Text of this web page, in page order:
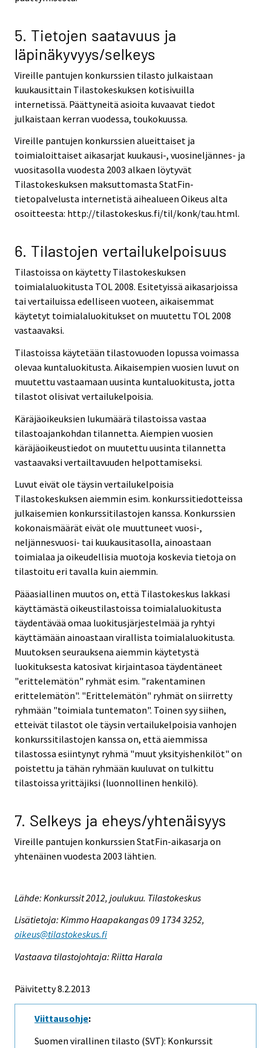
5. Tietojen saatavuus ja
läpinäkyvyys/selkeys
Vireille pantujen konkurssien tilasto julkaistaan
kuukausittain Tilastokeskuksen kotisivuilla
internetissä. Päättyneitä asioita kuvaavat tiedot
julkaistaan kerran vuodessa, toukokuussa.
Vireille pantujen konkurssien alueittaiset ja
toimialoittaiset aikasarjat kuukausi-, vuosineljännes- ja
vuositasolla vuodesta 2003 alkaen löytyvät
Tilastokeskuksen maksuttomasta StatFin-
tietopalvelusta internetistä aihealueen Oikeus alta
osoitteesta: http://tilastokeskus.fi/til/konk/tau.html.
6. Tilastojen vertailukelpoisuus
Tilastoissa on käytetty Tilastokeskuksen
toimialaluokitusta TOL 2008. Esitetyissä aikasarjoissa
tai vertailuissa edelliseen vuoteen, aikaisemmat
käytetyt toimialaluokitukset on muutettu TOL 2008
vastaavaksi.
Tilastoissa käytetään tilastovuoden lopussa voimassa
olevaa kuntaluokitusta. Aikaisempien vuosien luvut on
muutettu vastaamaan uusinta kuntaluokitusta, jotta
tilastot olisivat vertailukelpoisia.
Käräjäoikeuksien lukumäärä tilastoissa vastaa
tilastoajankohdan tilannetta. Aiempien vuosien
käräjäoikeustiedot on muutettu uusinta tilannetta
vastaavaksi vertailtavuuden helpottamiseksi.
Luvut eivät ole täysin vertailukelpoisia
Tilastokeskuksen aiemmin esim. konkurssitiedotteissa
julkaisemien konkurssitilastojen kanssa. Konkurssien
kokonaismäärät eivät ole muuttuneet vuosi-,
neljännesvuosi- tai kuukausitasolla, ainoastaan
toimialaa ja oikeudellisia muotoja koskevia tietoja on
tilastoitu eri tavalla kuin aiemmin.
Pääasiallinen muutos on, että Tilastokeskus lakkasi
käyttämästä oikeustilastoissa toimialaluokitusta
täydentävää omaa luokitusjärjestelmää ja ryhtyi
käyttämään ainoastaan virallista toimialaluokitusta.
Muutoksen seurauksena aiemmin käytetystä
luokituksesta katosivat kirjaintasoa täydentäneet
"erittelemätön" ryhmät esim. "rakentaminen
erittelemätön". "Erittelemätön" ryhmät on siirretty
ryhmään "toimiala tuntematon". Toinen syy siihen,
etteivät tilastot ole täysin vertailukelpoisia vanhojen
konkurssitilastojen kanssa on, että aiemmissa
tilastossa esiintynyt ryhmä "muut yksityishenkilöt" on
poistettu ja tähän ryhmään kuuluvat on tulkittu
tilastoissa yrittäjiksi (luonnollinen henkilö).
7. Selkeys ja eheys/yhtenäisyys
Vireille pantujen konkurssien StatFin-aikasarja on
yhtenäinen vuodesta 2003 lähtien.
Lähde: Konkurssit 2012, joulukuu. Tilastokeskus
Lisätietoja: Kimmo Haapakangas 09 1734 3252,
oikeus@tilastokeskus.fi
Vastaava tilastojohtaja: Riitta Harala
Päivitetty 8.2.2013
Viittausohje:
Suomen virallinen tilasto (SVT): Konkurssit